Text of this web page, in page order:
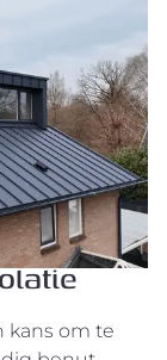
kans om te